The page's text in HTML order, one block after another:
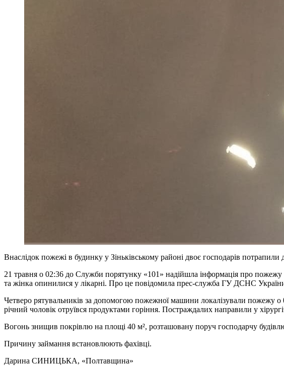
Внаслідок пожежі в будинку у Зіньківському районі двоє господарів потрапили
21 травня о 02:36 до Служби порятунку «101» надійшла інформація про
та жінка опинилися у лікарні. Про це повідомила прес-служба ГУ ДСНС України
Четверо рятувальників за допомогою пожежної машини локалізували пожежу о
річний чоловік отруївся продуктами горіння. Постраждалих направили у
Вогонь знищив покрівлю на площі 40 м², розташовану поруч господарчу
Причину займання встановлюють фахівці.
Дарина СИНИЦЬКА, «Полтавщина»